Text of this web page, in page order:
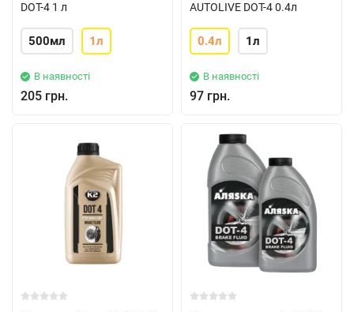
DOT-4 1 л
500мл 1л
В наявності
205 грн.
AUTOLIVE DOT-4 0.4л
0.4л 1л
В наявності
97 грн.